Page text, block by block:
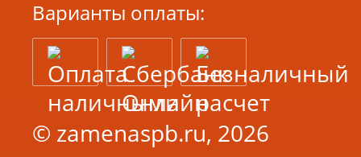
Варианты оплаты:
© zamenaspb.ru, 2026